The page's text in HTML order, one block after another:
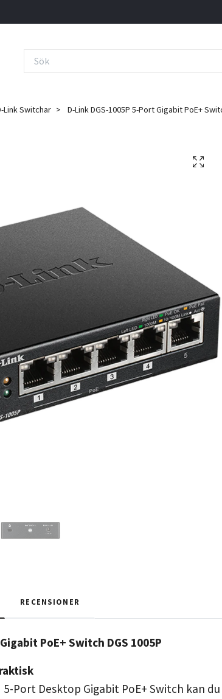
Link Switchar D-Link DGS-1005P 5-Port Gigabit PoE+
RECENSIONER
PoE+ Switch DGS 1005P
5-Port Desktop Gigabit PoE+ Switch kan